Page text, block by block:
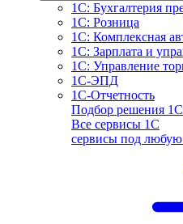
1С: Бухгалтерия
1С: Розница
1С: Комплексная
1С: Зарплата и
1С: Управление
1С-ЭПД
1С-Отчетность
Подбор решения 1С
Все сервисы 1С
сервисы под любую